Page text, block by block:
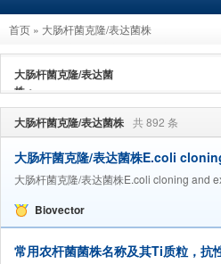
首页 » 大肠杆菌克隆/表达菌株
大肠杆菌克隆/表达菌
株：
大肠杆菌克隆/表达菌株 共 892 条
大肠杆菌克隆/表达菌株E.coli
大肠杆菌克隆/表达菌株E.coli cloning and
Biovector
常用农杆菌菌株名称及其Ti质粒，抗